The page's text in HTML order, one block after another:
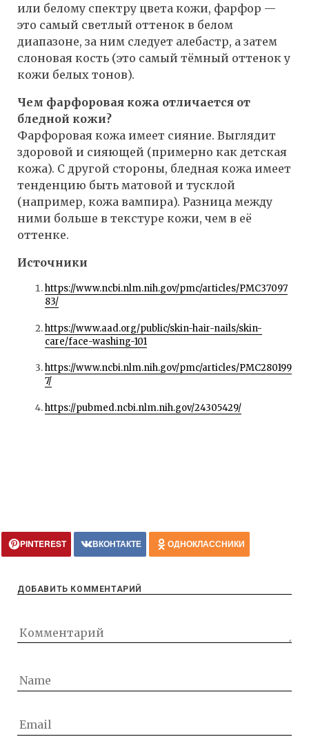
или белому спектру цвета кожи, фарфор —
это самый светлый оттенок в белом
диапазоне, за ним следует алебастр, а затем
слоновая кость (это самый тёмный оттенок у
кожи белых тонов).
Чем фарфоровая кожа отличается от
бледной кожи?
Фарфоровая кожа имеет сияние. Выглядит
здоровой и сияющей (примерно как детская
кожа). С другой стороны, бледная кожа имеет
тенденцию быть матовой и тусклой
(например, кожа вампира). Разница между
ними больше в текстуре кожи, чем в её
оттенке.
Источники
https://www.ncbi.nlm.nih.gov/pmc/articles/PMC37097
83/
https://www.aad.org/public/skin-hair-nails/skin-
care/face-washing-101
https://www.ncbi.nlm.nih.gov/pmc/articles/PMC280199
7/
https://pubmed.ncbi.nlm.nih.gov/24305429/
PINTEREST ВКОНТАКТЕ ОДНОКЛАССНИКИ
ДОБАВИТЬ КОММЕНТАРИЙ